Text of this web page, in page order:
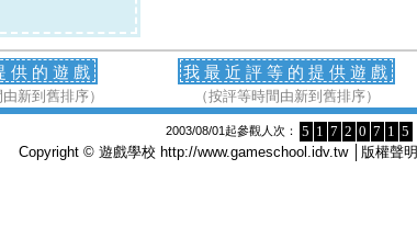
供的遊戲
新到舊排序）
我最近評等的提供遊戲
（按評等時間由新到舊排序）
2003/08/01起參觀人次： 5 1 7 2 0 7 1 5
Copyright © 遊戲學校 http://www.gameschool.idv.tw│ 版權聲明